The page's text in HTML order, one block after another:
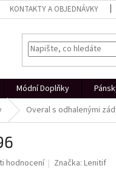
KONTAKTY A OBJEDNÁVKY
Módní Doplňky
Overal s odhalenými
hodnocení Značka:Lenitif